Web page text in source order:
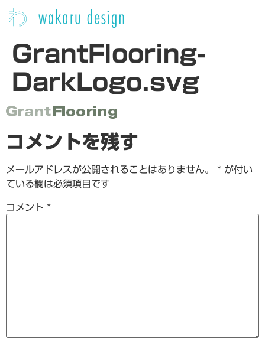
GrantFlooring-
DarkLogo.svg
コメントを残す
メールアドレスが公開されることはありません。 * が付い
ている欄は必須項目です
コメント *